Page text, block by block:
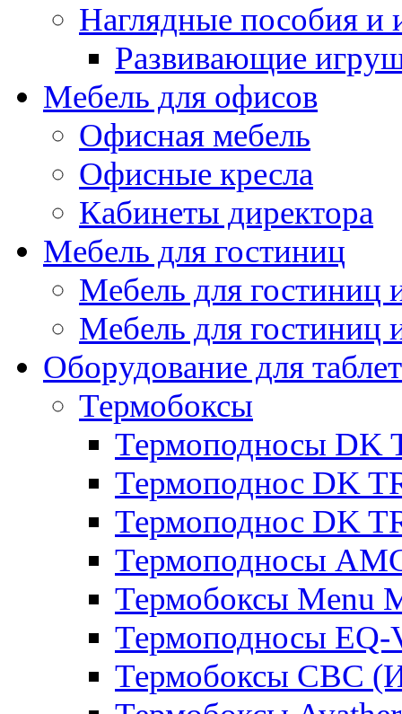
Наглядные пособия и
Развивающие
Мебель для офисов
Офисная мебель
Офисные кресла
Кабинеты директора
Мебель для гостиниц
Мебель для
Мебель для гостиниц
Оборудование для
Термобоксы
Термоподносы DK
Термоподнос DK
Термоподнос DK
Термоподносы
Термобоксы Menu
Термоподносы EQ-
Термобоксы CBC